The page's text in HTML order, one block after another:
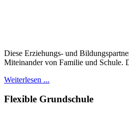
Diese Erziehungs- und
Miteinander von Familie und Schule.
Weiterlesen ...
Flexible Grundschule